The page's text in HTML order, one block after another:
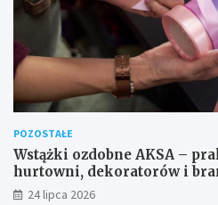
POZOSTAŁE
Wstążki ozdobne AKSA –
hurtowni, dekoratorów i
24 lipca 2026